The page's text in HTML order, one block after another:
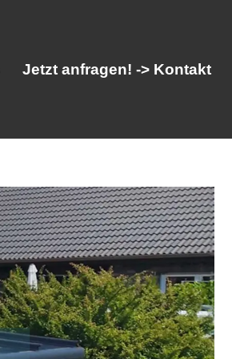
Jetzt anfragen! -> Kontakt